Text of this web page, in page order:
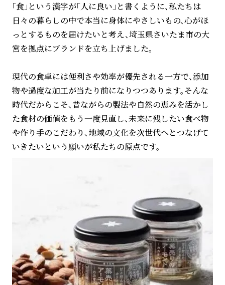
「食」という漢字が「人に良い」と書くように、私たちは
日々の暮らしの中で本当に身体にやさしいもの、心がほ
っとするものを届けたいと考え、埼玉県さいたま市の大
宮を拠点にブランドを立ち上げました。
現代の食卓には便利さや効率が優先される一方で、添加
物や過度な加工が当たり前になりつつあります。そんな
時代だからこそ、昔ながらの製法や自然の恵みを活かし
た食材の価値をもう一度見直し、未来に残したい食べ物
や作り手のこだわり、地域の文化を次世代へとつなげて
いきたいという願いが私たちの原点です。